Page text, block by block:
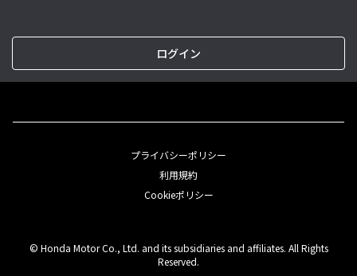
ログイン
プライバシーポリシー
利用規約
Cookieポリシー
© Honda Motor Co., Ltd. and its subsidiaries and affiliates. All Rights
Reserved.